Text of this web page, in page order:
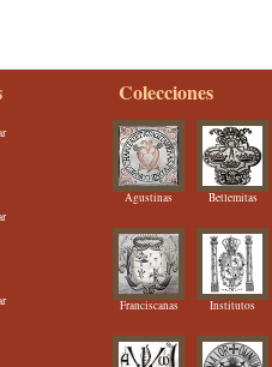
Colecciones
Agustinas Betlemitas
Franciscanas Institutos